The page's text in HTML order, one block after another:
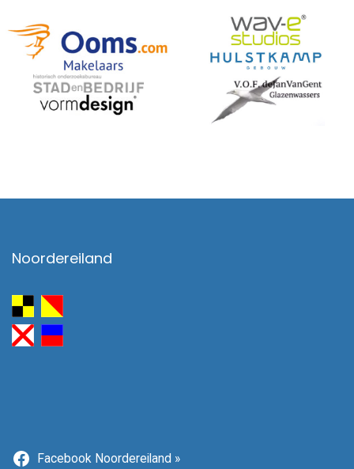
Noordereiland
Facebook Noordereiland »